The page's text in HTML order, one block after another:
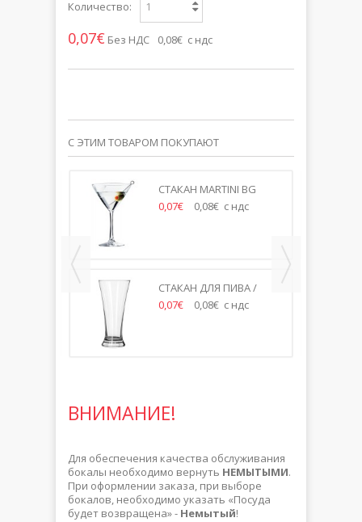
Количество:
0,07€ Без НДС 0,08€ с ндс
С ЭТИМ ТОВАРОМ ПОКУПАЮТ
СТАКАН MARTINI BG
250МЛ
0,07€ 0,08€ с ндс
СТАКАН ДЛЯ ПИВА /
КОКТЕЙЛЯ 360МЛ
0,07€ 0,08€ с ндс
ВНИМАНИЕ!
Для обеспечения качества обслуживания
бокалы необходимо вернуть НЕМЫТЫМИ.
При оформлении заказа, при выборе
бокалов, необходимо указать «Посуда
будет возвращена» - Немытый!